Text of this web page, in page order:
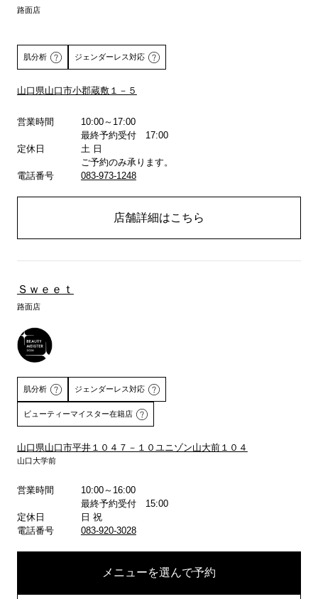
路面店
肌分析 ジェンダーレス対応
山口県山口市小郡蔵敷１－５
営業時間
10:00～17:00
最終予約受付 17:00
定休日
土 日
ご予約のみ承ります。
電話番号
083-973-1248
店舗詳細はこちら
Ｓｗｅｅｔ
路面店
肌分析 ジェンダーレス対応
ビューティーマイスター在籍店
山口県山口市平井１０４７－１０ユニゾン山大前１０４
山口大学前
営業時間
10:00～16:00
最終予約受付 15:00
定休日
日 祝
電話番号
083-920-3028
メニューを選んで予約